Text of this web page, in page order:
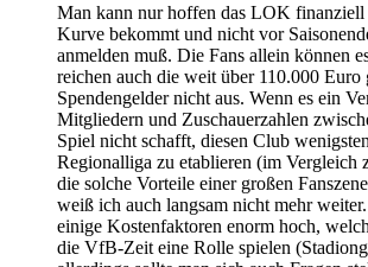
Man kann nur hoffen das LOK
Kurve bekommt und nicht vor
anmelden muß. Die Fans allein können
reichen auch die weit über 110.000 Euro
Spendengelder nicht aus. Wenn es ein
Mitgliedern und Zuschauerzahlen
Spiel nicht schafft, diesen Club
Regionalliga zu etablieren (im Vergleich
die solche Vorteile einer großen
weiß ich auch langsam nicht mehr
einige Kostenfaktoren enorm hoch,
die VfB-Zeit eine Rolle spielen